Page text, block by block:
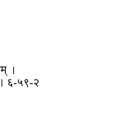
।
॥ ६-५९-२